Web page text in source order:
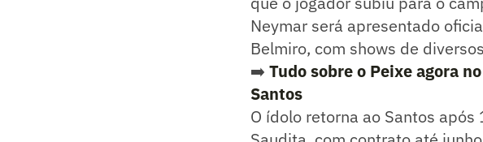
Neymar será apresentado
Belmiro, com shows de
➡️ Tudo sobre o Peixe agora
Santos
O ídolo retorna ao Santos